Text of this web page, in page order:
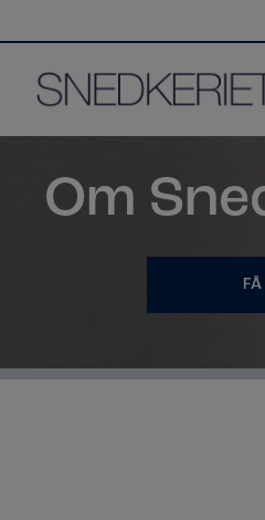
til
indholdet
Om